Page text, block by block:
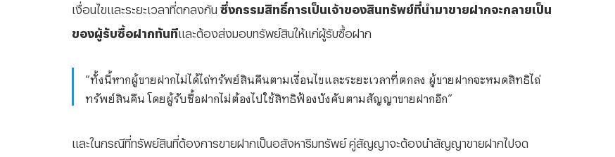
เงื่อนไขและระยะเวลาที่ตกลงกัน ซึ่งกรรมสิทธิ์การเป็นเจ้าของสินทรัพย์ที่นำมาขายฝากจะกลายเป็น
ของผู้รับซื้อฝากทันทีและต้องส่งมอบทรัพย์สินให้แก่ผู้รับซื้อฝาก
“ทั้งนี้หากผู้ขายฝากไม่ได้ไถ่ทรัพย์สินคืนตามเงื่อนไขและระยะเวลาที่ตกลง ผู้ขายฝากจะหมดสิทธิไถ่
ทรัพย์สินคืน โดยผู้รับซื้อฝากไม่ต้องไปใช้สิทธิฟ้องบังคับตามสัญญาขายฝากอีก”
และในกรณีที่ทรัพย์สินที่ต้องการขายฝากเป็นอสังหาริมทรัพย์ คู่สัญญาจะต้องนำสัญญาขายฝากไปจด